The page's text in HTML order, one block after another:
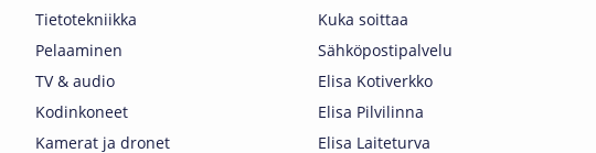
Tietotekniikka
Pelaaminen
TV & audio
Kodinkoneet
Kamerat ja dronet
Kuka soittaa
Sähköpostipalvelu
Elisa Kotiverkko
Elisa Pilvilinna
Elisa Laiteturva